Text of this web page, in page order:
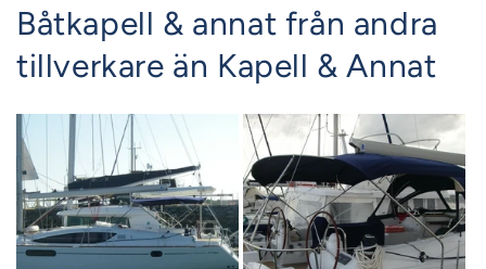
Båtkapell & annat från andra
tillverkare än Kapell & Annat